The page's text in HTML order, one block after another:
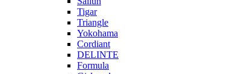
Tigar
Triangle
Yokohama
Cordiant
DELINTE
Formula